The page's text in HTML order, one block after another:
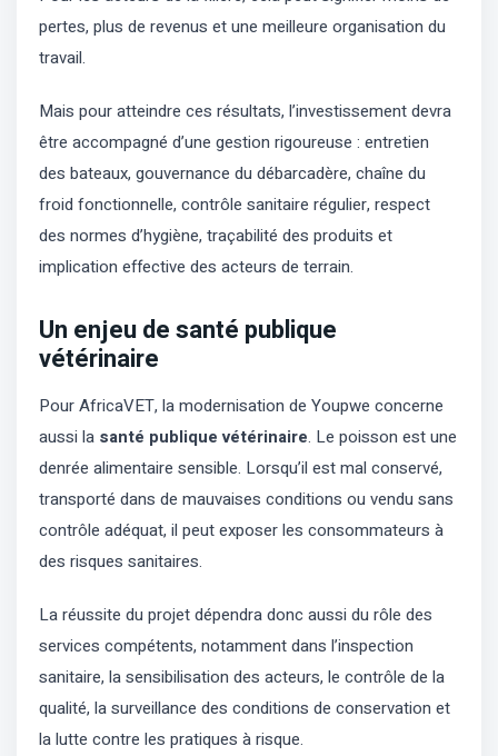
pertes, plus de revenus et une meilleure organisation du
travail.
Mais pour atteindre ces résultats, l’investissement devra
être accompagné d’une gestion rigoureuse : entretien
des bateaux, gouvernance du débarcadère, chaîne du
froid fonctionnelle, contrôle sanitaire régulier, respect
des normes d’hygiène, traçabilité des produits et
implication effective des acteurs de terrain.
Un enjeu de santé publique
vétérinaire
Pour AfricaVET, la modernisation de Youpwe concerne
aussi la santé publique vétérinaire. Le poisson est une
denrée alimentaire sensible. Lorsqu’il est mal conservé,
transporté dans de mauvaises conditions ou vendu sans
contrôle adéquat, il peut exposer les consommateurs à
des risques sanitaires.
La réussite du projet dépendra donc aussi du rôle des
services compétents, notamment dans l’inspection
sanitaire, la sensibilisation des acteurs, le contrôle de la
qualité, la surveillance des conditions de conservation et
la lutte contre les pratiques à risque.